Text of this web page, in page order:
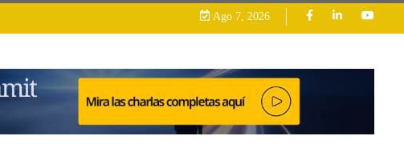
Ago 7, 2026